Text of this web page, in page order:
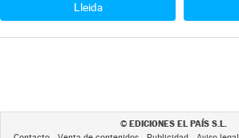
Lleida
© EDICIONES EL PAÍS S.L.